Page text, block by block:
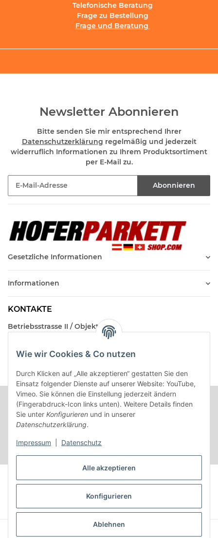
Alle akzeptieren
Konfigurieren
Ablehnen
Wie wir Cookies & Co nutzen
Durch Klicken auf „Alle akzeptieren“ gestatten Sie den
Einsatz folgender Dienste auf unserer Website: YouTube,
Vimeo. Sie können die Einstellung jederzeit ändern
(Fingerabdruck-Icon links unten). Weitere Details finden
Sie unter Konfigurieren und in unserer
Datenschutzerklärung.
Impressum Datenschutz
Telefonische Beratung
Frage zu Bestellung
Frage und Beratung
Newsletter Abonnieren
Bitte senden Sie mir entsprechend Ihrer
Datenschutzerklärung regelmäßig und jederzeit
widerruflich Informationen zu Ihrem Produktsortiment
per E-Mail zu.
Abonnieren
Gesetzliche Informationen
Informationen
KONTAKTE
Betriebsstrasse II / Objekt 17
Kontakt
Vertrag widerrufen
* Alle Preise inkl. gesetzlicher USt.